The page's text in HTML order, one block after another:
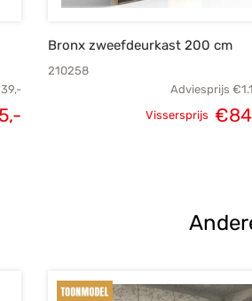
Bronx zweefdeurkast 200 cm
210258
Adviesprijs €
Vissersprijs €